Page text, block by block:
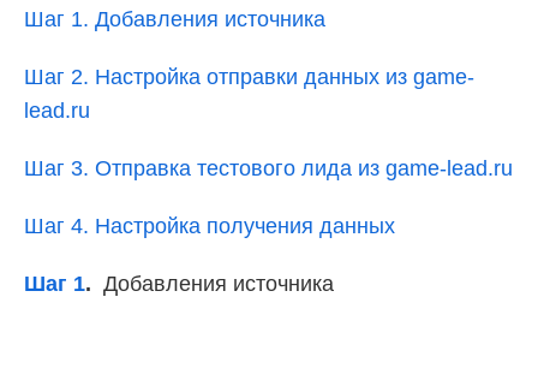
Шаг 1. Добавления источника
Шаг 2. Настройка отправки данных из game-
lead.ru
Шаг 3. Отправка тестового лида из game-lead.ru
Шаг 4. Настройка получения данных
Шаг 1. Добавления источника